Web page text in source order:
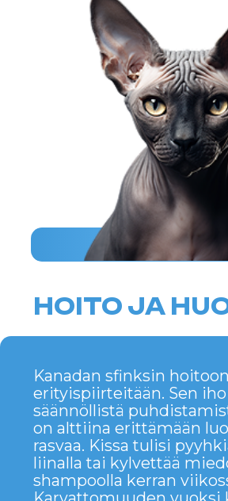
HUONOT PUOLET
POSITIIVINEN
MIINUS
Ainutlaatuinen ja eksoottinen
Ystävällinen, seurallinen ja leikkisä
Hypoallergeeninen (sopii ihmisille
allergiat villalle).
Vahva kiintymys omistajiin.
Se on herkkä kylmälle ja vedolle.